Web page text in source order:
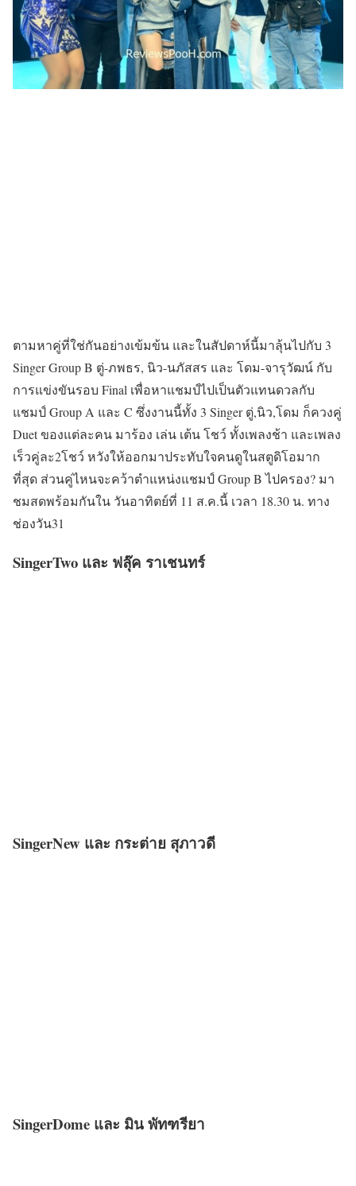
ตามหาคู่ที่ใช่กันอย่างเข้มข้น และในสัปดาห์นี้มาลุ้นไปกับ 3
Singer Group B ตู่-ภพธร, นิว-นภัสสร และ โดม-จารุวัฒน์ กับ
การแข่งขันรอบ Final เพื่อหาแชมป์ไปเป็นตัวแทนดวลกับ
แชมป์ Group A และ C ซึ่งงานนี้ทั้ง 3 Singer ตู่,นิว,โดม ก็ควงคู่
Duet ของแต่ละคน มาร้อง เล่น เต้น โชว์ ทั้งเพลงช้า และเพลง
เร็วคู่ละ2โชว์ หวังให้ออกมาประทับใจคนดูในสตูดิโอมาก
ที่สุด ส่วนคู่ไหนจะคว้าตำแหน่งแชมป์ Group B ไปครอง? มา
ชมสดพร้อมกันใน วันอาทิตย์ที่ 11 ส.ค.นี้ เวลา 18.30 น. ทาง
ช่องวัน31
SingerTwo และ ฟลุ๊ค ราเชนทร์
SingerNew และ กระต่าย สุภาวดี
SingerDome และ มิน พัทฑรียา